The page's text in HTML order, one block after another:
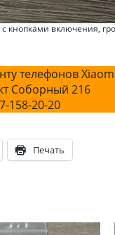
кнопками включения,
телефонов
Соборный 216
158-20-20
Печать